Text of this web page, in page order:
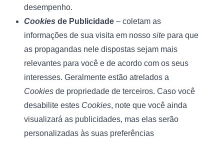
desempenho.
Cookies de Publicidade – coletam as
informações de sua visita em nosso site para que
as propagandas nele dispostas sejam mais
relevantes para você e de acordo com os seus
Cookies de propriedade de terceiros. Caso você
desabilite estes Cookies, note que você ainda
visualizará as publicidades, mas elas serão
personalizadas às suas preferências